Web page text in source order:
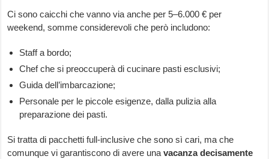
Ci sono caicchi che vanno via anche per 5–6.000 € per
weekend, somme considerevoli che però includono:
Staff a bordo;
Chef che si preoccuperà di cucinare pasti esclusivi;
Guida dell’imbarcazione;
Personale per le piccole esigenze, dalla pulizia alla
preparazione dei pasti.
Si tratta di pacchetti full-inclusive che sono sì cari, ma che
comunque vi garantiscono di avere unavacanza decisamente